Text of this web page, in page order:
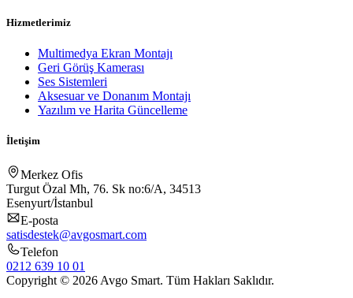
Hizmetlerimiz
Multimedya Ekran Montajı
Geri Görüş Kamerası
Ses Sistemleri
Aksesuar ve Donanım Montajı
Yazılım ve Harita Güncelleme
İletişim
Merkez Ofis
Turgut Özal Mh, 76. Sk no:6/A, 34513
Esenyurt/İstanbul
E-posta
satisdestek@avgosmart.com
Telefon
0212 639 10 01
Copyright © 2026 Avgo Smart. Tüm Hakları Saklıdır.